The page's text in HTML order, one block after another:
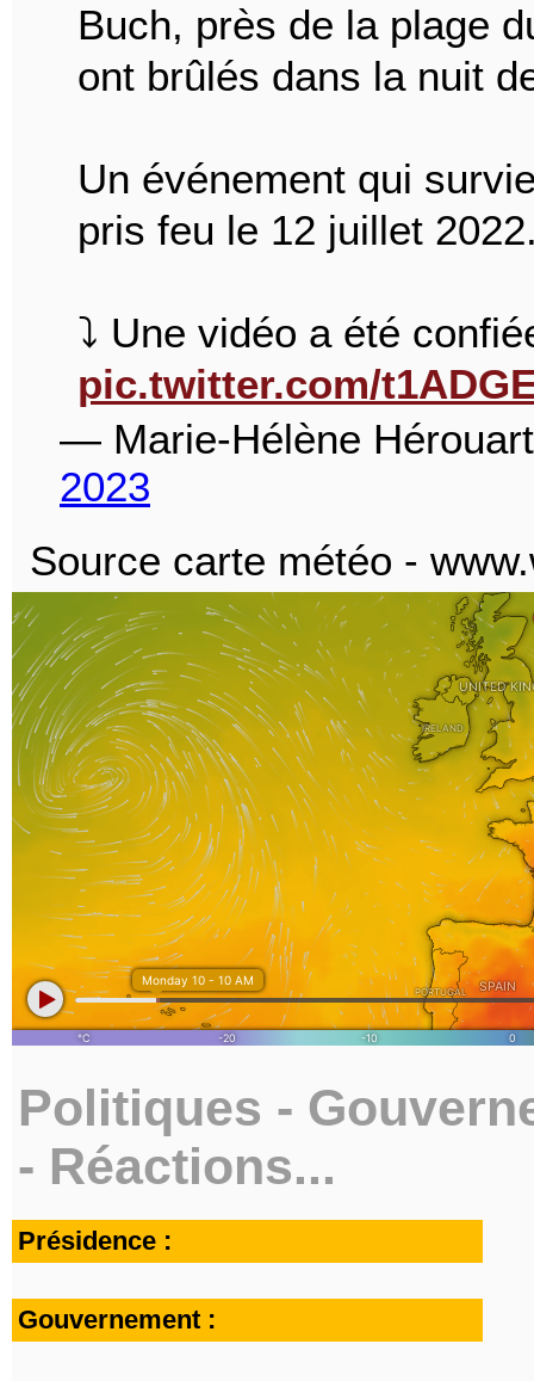
Buch, près de la plage
ont brûlés dans la nuit
Un événement qui
pris feu le 12 juillet
⤵️ Une vidéo a été
pic.twitter.com/
— Marie-Hélène
2023
Source carte météo -
Politiques -
- Réactions...
Présidence :
Gouvernement :